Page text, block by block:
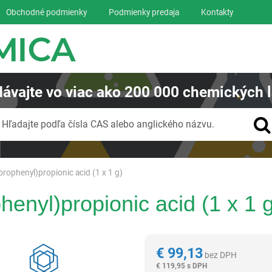
acid (1 x 1 g)
acid (1 x 1
€99,13 bez DPH
€ 119,95 s DPH
Obchodné podmienky Podmienky predaja Kontakty
vo viac ako200 000 chemických
Hľadajte podľa čísla CAS alebo anglického názvu.